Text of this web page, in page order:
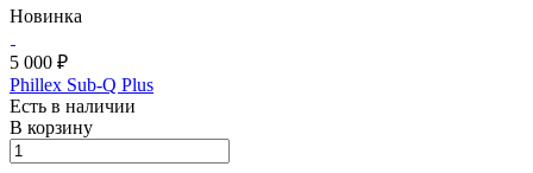
Новинка
5 000 ₽
Phillex Sub-Q Plus
Есть в наличии
В корзину